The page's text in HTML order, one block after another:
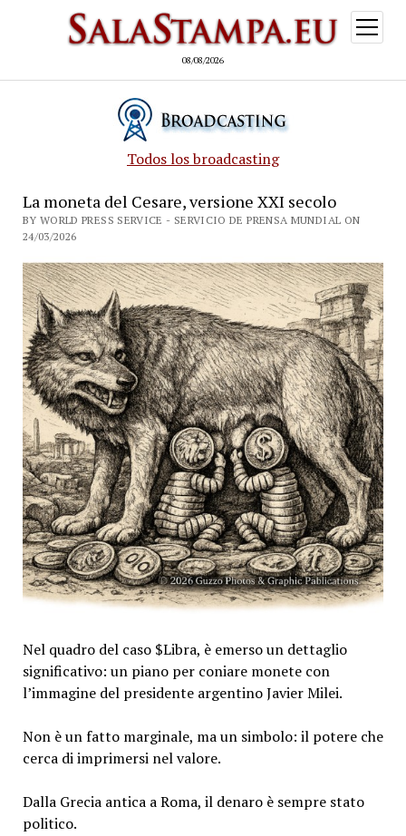
08/08/2026
open
menu
Todos los broadcasting
La moneta del Cesare, versione XXI secolo
BY WORLD PRESS SERVICE - SERVICIO DE PRENSA MUNDIAL ON
24/03/2026
Nel quadro del caso $Libra, è emerso un dettaglio
significativo: un piano per coniare monete con
l’immagine del presidente argentino Javier Milei.
Non è un fatto marginale, ma un simbolo: il potere che
cerca di imprimersi nel valore.
Dalla Grecia antica a Roma, il denaro è sempre stato
politico.